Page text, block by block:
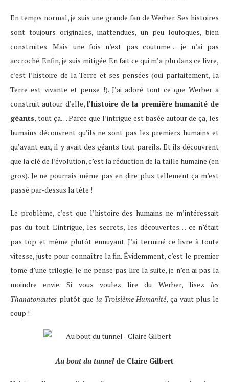
En temps normal, je suis une grande fan de Werber. Ses histoires
sont toujours originales, inattendues, un peu loufoques, bien
construites. Mais une fois n’est pas coutume… je n’ai pas
accroché. Enfin, je suis mitigée. En fait ce qui m’a plu dans ce livre,
c’est l’histoire de la Terre et ses pensées (oui parfaitement, la
Terre est vivante et pense !). J’ai adoré tout ce que Werber a
construit autour d’elle, l’histoire de la première humanité de
géants, tout ça… Parce que l’intrigue est basée autour de ça, les
humains découvrent qu’ils ne sont pas les premiers humains et
qu’avant eux, il y avait des géants tout pareils. Et ils découvrent
que la clé de l’évolution, c’est la réduction de la taille humaine (en
gros). Je ne pourrais même pas en dire plus tellement ça m’est
passé par-dessus la tête !
Le problème, c’est que l’histoire des humains ne m’intéressait
pas du tout. L’intrigue, les secrets, les découvertes… ce n’était
pas top et même plutôt ennuyant. J’ai terminé ce livre à toute
vitesse, juste pour connaître la fin. Évidemment, c’est le premier
tome d’une trilogie. Je ne pense pas lire la suite, je n’en ai pas la
moindre envie. Si vous voulez lire du Werber, lisez les
Thanatonautes plutôt que la Troisième Humanité, ça vaut plus le
coup !
Au bout du tunnelde Claire Gilbert